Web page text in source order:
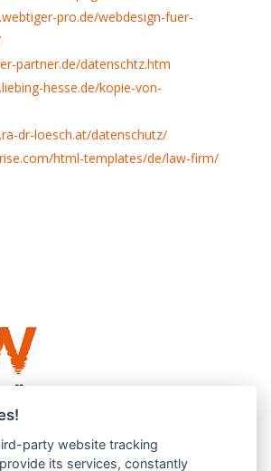
pro.de/webdesign-fuer-
partner.de/datenschtz.htm
hesse.de/kopie-von-
dr-loesch.at/datenschutz/
html-templates/de/law-firm/
party website tracking
its services, constantly